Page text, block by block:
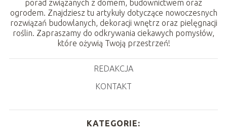
porad związanych z domem, budownictwem oraz
ogrodem. Znajdziesz tu artykuły dotyczące nowoczesnych
rozwiązań budowlanych, dekoracji wnętrz oraz pielęgnacji
roślin. Zapraszamy do odkrywania ciekawych pomysłów,
które ożywią Twoją przestrzeń!
REDAKCJA
KONTAKT
KATEGORIE: